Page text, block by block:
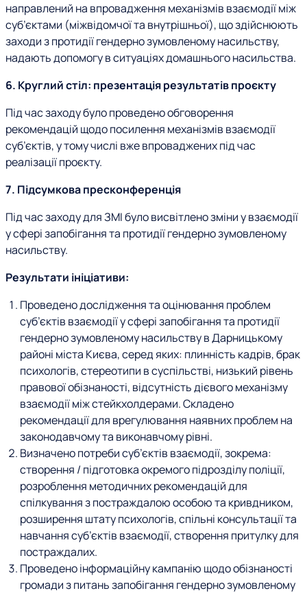
направлений на впровадження механізмів взаємодії між
суб’єктами (міжвідомчої та внутрішньої), що здійснюють
заходи з протидії гендерно зумовленому насильству,
надають допомогу в ситуаціях домашнього насильства.
6. Круглий стіл: презентація результатів проєкту
Під час заходу було проведено обговорення
рекомендацій щодо посилення механізмів взаємодії
суб’єктів, у тому числі вже впроваджених під час
реалізації проєкту.
7. Підсумкова пресконференція
Під час заходу для ЗМІ було висвітлено зміни у взаємодії
у сфері запобігання та протидії гендерно зумовленому
насильству.
Результати ініціативи:
Проведено дослідження та оцінювання проблем
суб’єктів взаємодії у сфері запобігання та протидії
гендерно зумовленому насильству в Дарницькому
районі міста Києва, серед яких: плинність кадрів, брак
психологів, стереотипи в суспільстві, низький рівень
правової обізнаності, відсутність дієвого механізму
взаємодії між стейкхолдерами. Складено
рекомендації для врегулювання наявних проблем на
законодавчому та виконавчому рівні.
Визначено потреби суб’єктів взаємодії, зокрема:
створення / підготовка окремого підрозділу поліції,
розроблення методичних рекомендацій для
спілкування з постраждалою особою та кривдником,
розширення штату психологів, спільні консультації та
навчання суб’єктів взаємодії, створення притулку для
постраждалих.
Проведено інформаційну кампанію щодо обізнаності
громади з питань запобігання гендерно зумовленому